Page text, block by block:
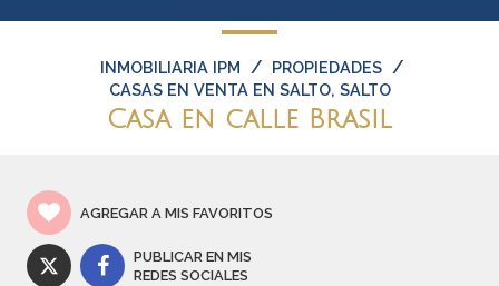
INMOBILIARIA IPM / PROPIEDADES /
CASAS EN VENTA EN SALTO, SALTO
Casa en calle Brasil
AGREGAR A MIS FAVORITOS
PUBLICAR EN MIS
REDES SOCIALES